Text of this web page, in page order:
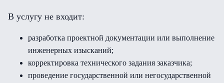
В услугу не входит:
разработка проектной документации или выполнение
инженерных изысканий;
корректировка технического задания заказчика;
проведение государственной или негосударственной